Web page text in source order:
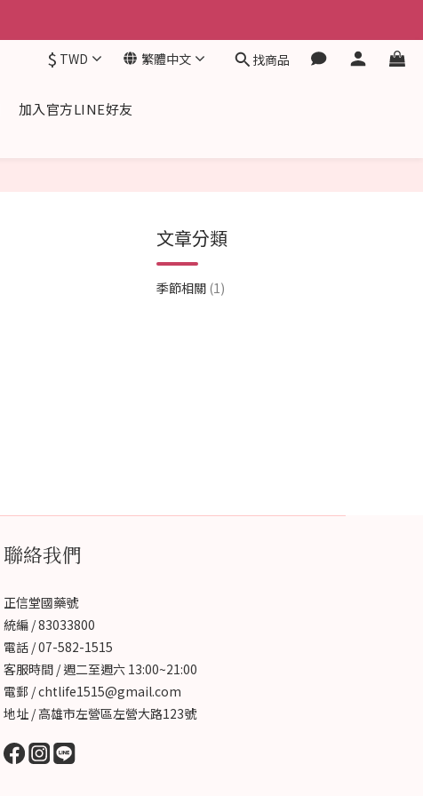
$ TWD 繁體中文 找商品
加入官方LINE好友
文章分類
季節相關 (1)
聯絡我們
正信堂國藥號
統編 / 83033800
電話 / 07-582-1515
客服時間 / 週二至週六 13:00~21:00
電郵 / chtlife1515@gmail.com
地址 / 高雄市左營區左營大路123號